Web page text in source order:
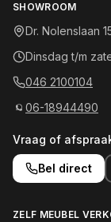
SHOWROOM
Dr. Nolenslaan
Dinsdag t/m
046 2100104
06-18944490
Vraag of
Bel direct
ZELF MEUBEL